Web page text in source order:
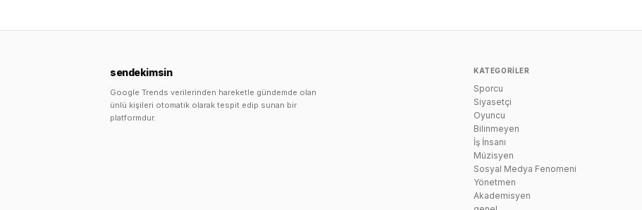
sendekimsin
Google Trends verilerinden hareketle gündemde olan
ünlü kişileri otomatik olarak tespit edip sunan bir
platformdur.
KATEGORILER
Sporcu
Siyasetçi
Oyuncu
Bilinmeyen
İş İnsanı
Müzisyen
Sosyal Medya Fenomeni
Yönetmen
Akademisyen